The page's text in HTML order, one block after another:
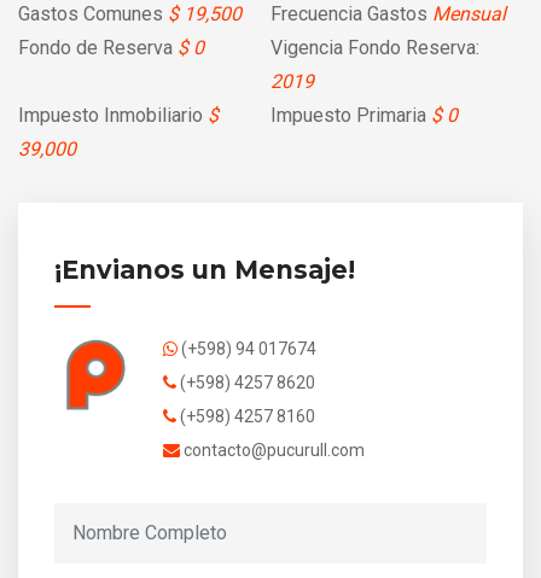
Gastos Comunes $ 19,500 Frecuencia Gastos Mensual
Fondo de Reserva $ 0
Vigencia Fondo Reserva:
2019
Impuesto Inmobiliario $
39,000
Impuesto Primaria $ 0
¡Envianos un Mensaje!
(+598) 94 017674
(+598) 4257 8620
(+598) 4257 8160
contacto@pucurull.com